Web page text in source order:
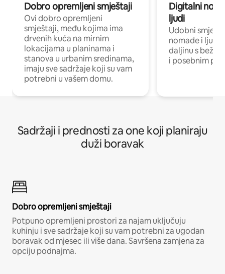
Dobro opremljeni smještaji
Ovi dobro opremljeni
smještaji, među kojima ima
drvenih kuća na mirnim
lokacijama u planinama i
stanova u urbanim sredinama,
imaju sve sadržaje koji su vam
potrebni u vašem domu.
Digitalni
ljudi
Udobni
nomade i ljude
daljinu s
i posebnim
Sadržaji i prednosti za one koji planiraju
duži boravak
Dobro opremljeni smještaji
Potpuno opremljeni prostori za najam uključuju
kuhinju i sve sadržaje koji su vam potrebni za ugodan
boravak od mjesec ili više dana. Savršena zamjena za
opciju podnajma.